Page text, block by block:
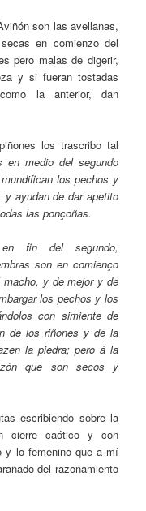
son las avellanas,
en comienzo del
pero malas de digerir,
y si fueran tostadas
la anterior, dan
los trascribo tal
medio del segundo
los pechos y
ayudan de dar apetito
las ponçoñas.
fin del segundo,
son en comienço
y de mejor y de
los pechos y los
con simiente de
de los riñones y de la
la piedra; pero á la
que son secos y
escribiendo sobre la
cierre caótico y con
y lo femenino que a mí
del razonamiento